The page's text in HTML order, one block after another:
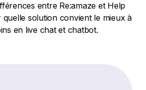
entre Re:amaze et Help
solution convient le mieux à
en live chat et chatbot.